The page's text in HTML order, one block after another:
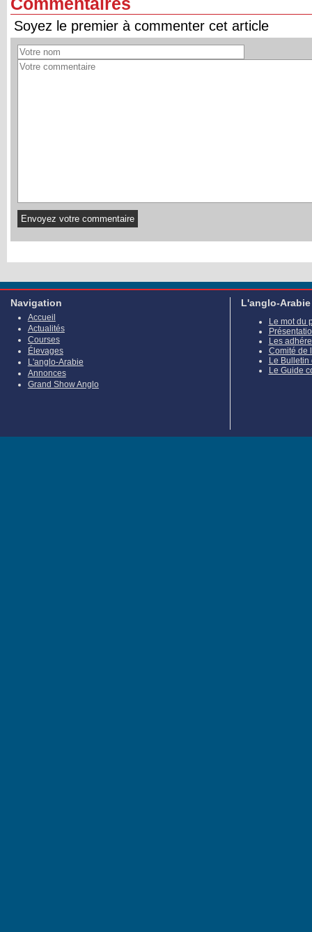
Commentaires
Soyez le premier à commenter cet article
Navigation
Accueil
Actualités
Courses
Élevages
L'anglo-Arabie
Annonces
Grand Show Anglo
L'anglo-Arabie
Le mot du
Les
Comité de
Le Bulletin
Le Guide